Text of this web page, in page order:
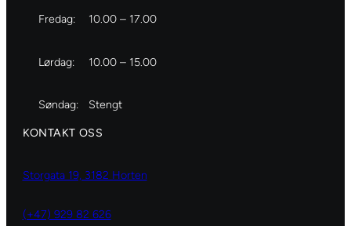
Fredag: 10.00 – 17.00
Lørdag: 10.00 – 15.00
Søndag: Stengt
KONTAKT OSS
Storgata 19, 3182 Horten
(+47) 929 82 626